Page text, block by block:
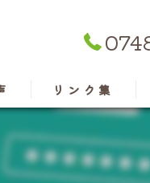
リンク集